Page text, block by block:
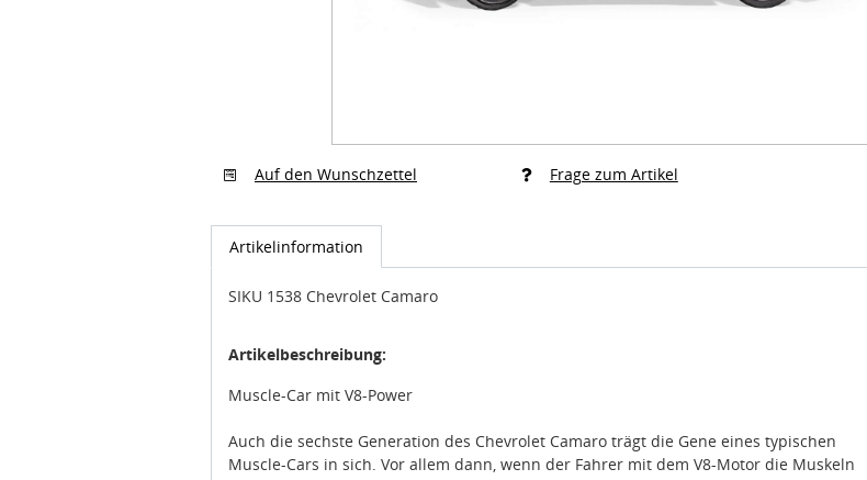
Auf den Wunschzettel Frage zum Artikel
Artikelinformation
SIKU 1538 Chevrolet Camaro
Artikelbeschreibung:
Muscle-Car mit V8-Power
Auch die sechste Generation des Chevrolet Camaro trägt die Gene eines typischen
Muscle-Cars in sich. Vor allem dann, wenn der Fahrer mit dem V8-Motor die Muskeln